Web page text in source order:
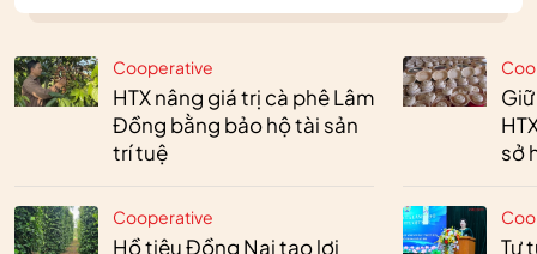
Cooperative
HTX nâng giá trị cà phê Lâm
Đồng bằng bảo hộ tài sản
trí tuệ
Cooperative
Hồ tiêu Đồng Nai tạo lợi
sở
Tư